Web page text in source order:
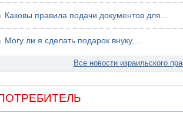
Каковы правила подачи документов для...
Могу ли я сделать подарок внуку,...
Все новости израильского